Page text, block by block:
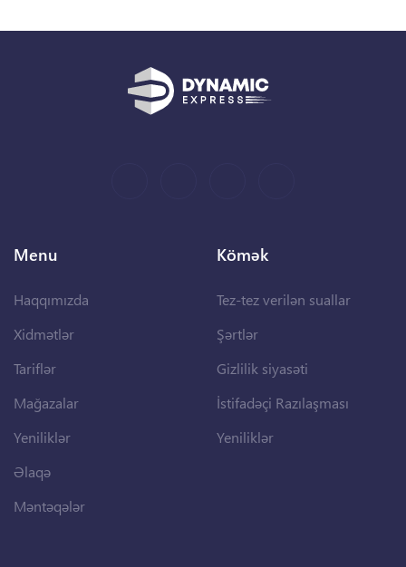
Menu
Haqqımızda
Xidmətlər
Tariflər
Mağazalar
Yeniliklər
Əlaqə
Məntəqələr
Kömək
Tez-tez verilən suallar
Şərtlər
Gizlilik siyasəti
İstifadəçi Razılaşması
Yeniliklər